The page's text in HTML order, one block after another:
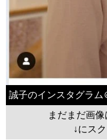
誠子のインスタグラム
まだまだ画像
↓にス